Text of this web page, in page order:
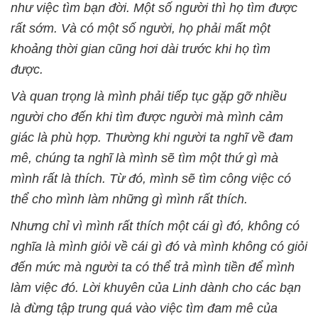
như việc tìm bạn đời. Một số người thì họ tìm được
rất sớm. Và có một số người, họ phải mất một
khoảng thời gian cũng hơi dài trước khi họ tìm
được.
Và quan trọng là mình phải tiếp tục gặp gỡ nhiều
người cho đến khi tìm được người mà mình cảm
giác là phù hợp. Thường khi người ta nghĩ về đam
mê, chúng ta nghĩ là mình sẽ tìm một thứ gì mà
mình rất là thích. Từ đó, mình sẽ tìm công việc có
thể cho mình làm những gì mình rất thích.
Nhưng chỉ vì mình rất thích một cái gì đó, không có
nghĩa là mình giỏi về cái gì đó và mình không có giỏi
đến mức mà người ta có thể trả mình tiền để mình
làm việc đó. Lời khuyên của Linh dành cho các bạn
là đừng tập trung quá vào việc tìm đam mê của